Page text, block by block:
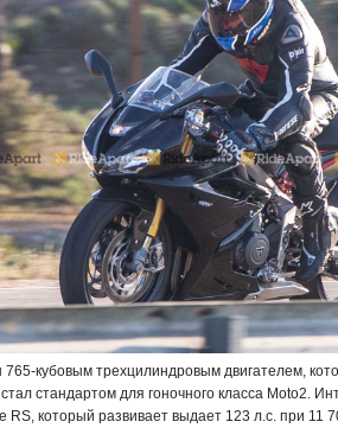
кубовым трехцилиндровым двигателем,
стандартом для гоночного класса Moto2.
RS, который развивает выдает 123 л.с. при